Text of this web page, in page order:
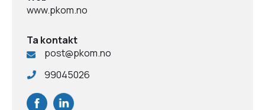
www.pkom.no
Ta kontakt
post@pkom.no
99045026